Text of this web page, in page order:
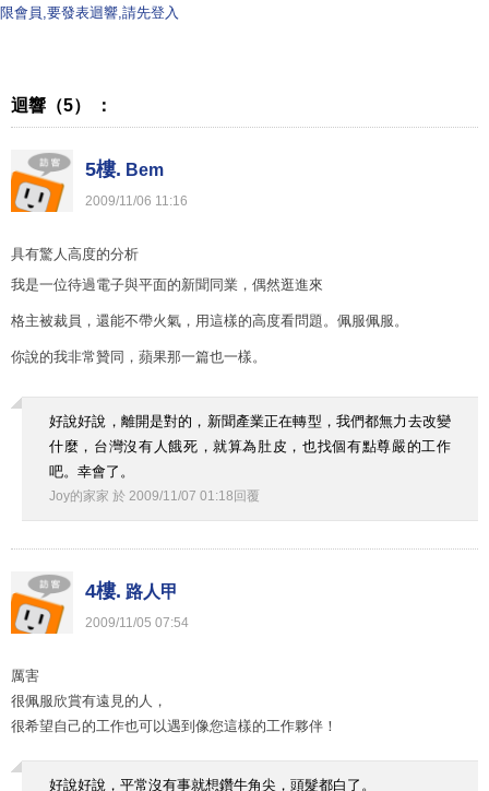
限會員,要發表迴響,請先登入
迴響（5） ：
5樓. Bem
2009/11/06 11:16
具有驚人高度的分析
我是一位待過電子與平面的新聞同業，偶然逛進來
格主被裁員，還能不帶火氣，用這樣的高度看問題。佩服佩服。
你說的我非常贊同，蘋果那一篇也一樣。
好說好說，離開是對的，新聞產業正在轉型，我們都無力去改變
什麼，台灣沒有人餓死，就算為肚皮，也找個有點尊嚴的工作
吧。幸會了。
Joy的家家 於 2009/11/07 01:18 回覆
4樓. 路人甲
2009/11/05 07:54
厲害
很佩服欣賞有遠見的人，
很希望自己的工作也可以遇到像您這樣的工作夥伴！
好說好說，平常沒有事就想鑽牛角尖，頭髮都白了。